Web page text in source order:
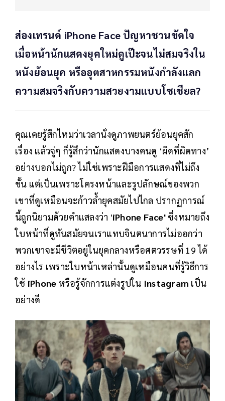
ส่องเทรนด์ iPhone Face ปัญหาชวนขัดใจ
เมื่อหน้านักแสดงยุคใหม่ดูเป๊ะจนไม่สมจริงใน
หนังย้อนยุค หรืออุตสาหกรรมหนังกำลังแลก
ความสมจริงกับความสวยงามแบบโซเชียล?
คุณเคยรู้สึกไหมว่าเวลานั่งดูภาพยนตร์ย้อนยุคสัก
เรื่อง แล้วจู่ๆ ก็รู้สึกว่านักแสดงบางคนดู ‘ผิดที่ผิดทาง’
อย่างบอกไม่ถูก? ไม่ใช่เพราะฝีมือการแสดงที่ไม่ถึง
ขั้น แต่เป็นเพราะโครงหน้าและรูปลักษณ์ของพวก
เขาที่ดูเหมือนจะก้าวล้ำยุคสมัยไปไกล ปรากฏการณ์
นี้ถูกนิยามด้วยคำแสลงว่า 'iPhone Face' ซึ่งหมายถึง
ใบหน้าที่ดูทันสมัยจนเราแทบจินตนาการไม่ออกว่า
พวกเขาจะมีชีวิตอยู่ในยุคกลางหรือศตวรรษที่ 19 ได้
อย่างไร เพราะใบหน้าเหล่านั้นดูเหมือนคนที่รู้วิธีการ
ใช้ iPhone หรือรู้จักการแต่งรูปใน Instagram เป็น
อย่างดี